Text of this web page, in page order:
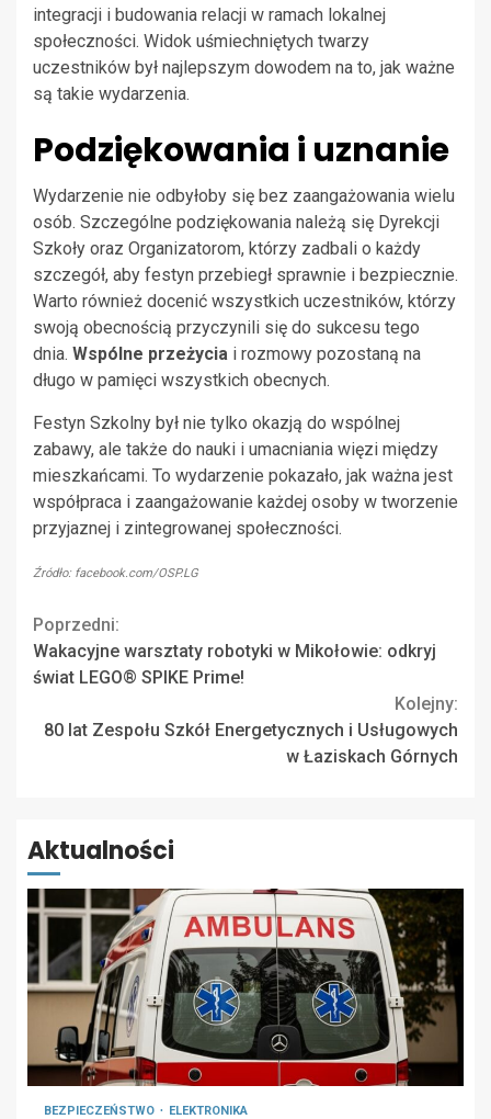
integracji i budowania relacji w ramach lokalnej
społeczności. Widok uśmiechniętych twarzy
uczestników był najlepszym dowodem na to, jak ważne
są takie wydarzenia.
Podziękowania i uznanie
Wydarzenie nie odbyłoby się bez zaangażowania wielu
osób. Szczególne podziękowania należą się Dyrekcji
Szkoły oraz Organizatorom, którzy zadbali o każdy
szczegół, aby festyn przebiegł sprawnie i bezpiecznie.
Warto również docenić wszystkich uczestników, którzy
swoją obecnością przyczynili się do sukcesu tego
dnia. Wspólne przeżycia i rozmowy pozostaną na
długo w pamięci wszystkich obecnych.
Festyn Szkolny był nie tylko okazją do wspólnej
zabawy, ale także do nauki i umacniania więzi między
mieszkańcami. To wydarzenie pokazało, jak ważna jest
współpraca i zaangażowanie każdej osoby w tworzenie
przyjaznej i zintegrowanej społeczności.
Źródło: facebook.com/OSP.LG
Continue
Reading
Poprzedni:
Wakacyjne warsztaty robotyki w Mikołowie: odkryj
świat LEGO® SPIKE Prime!
Kolejny:
80 lat Zespołu Szkół Energetycznych i Usługowych
w Łaziskach Górnych
Aktualności
BEZPIECZEŃSTWO ELEKTRONIKA